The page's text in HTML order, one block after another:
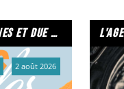
chapitre 1 : des lacs, des montagnes et due caffe per favore
2 août 2026